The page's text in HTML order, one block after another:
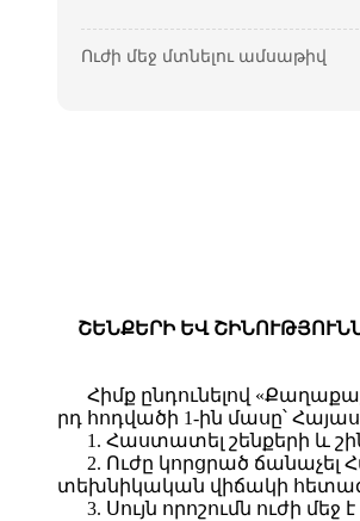
Ուժի մեջ մտնելու ամսաթիվ
ՇԵՆՔԵՐԻ ԵՎ
Հիմք ընդունելով
րդ հոդվածի 1-ին մասը՝
1. Հաստատել շենքերի և
2. Ուժը կորցրած ճանաչել
տեխնիկական վիճակի
3. Սույն որոշումն ուժի